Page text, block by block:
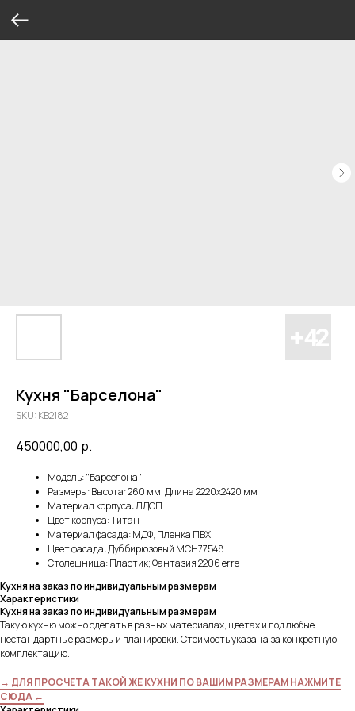
Кухня "Барселона"
SKU: KB2182
450000,00 р.
Модель: "Барселона"
Размеры: Высота: 260 мм; Длина 2220х2420 мм
Материал корпуса: ЛДСП
Цвет корпуса: Титан
Материал фасада: МДФ, Пленка ПВХ
Цвет фасада: Дуб бирюзовый MCH77548
Столешница: Пластик; Фантазия 2206 erre
Кухня на заказ по индивидуальным размерам
Характеристики
Кухня на заказ по индивидуальным размерам
Такую кухню можно сделать в разных материалах, цветах и под любые
нестандартные размеры и планировки. Стоимость указана за конкретную
комплектацию.
→ ДЛЯ ПРОСЧЕТА ТАКОЙ ЖЕ КУХНИ ПО ВАШИМ РАЗМЕРАМ НАЖМИТЕ
СЮДА ←